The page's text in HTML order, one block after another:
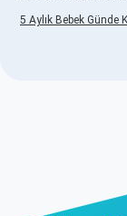
5 Aylık Bebek Günde